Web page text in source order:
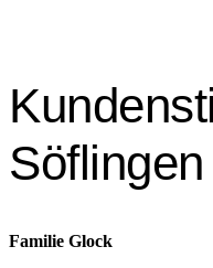
Söflingen
Familie Glock